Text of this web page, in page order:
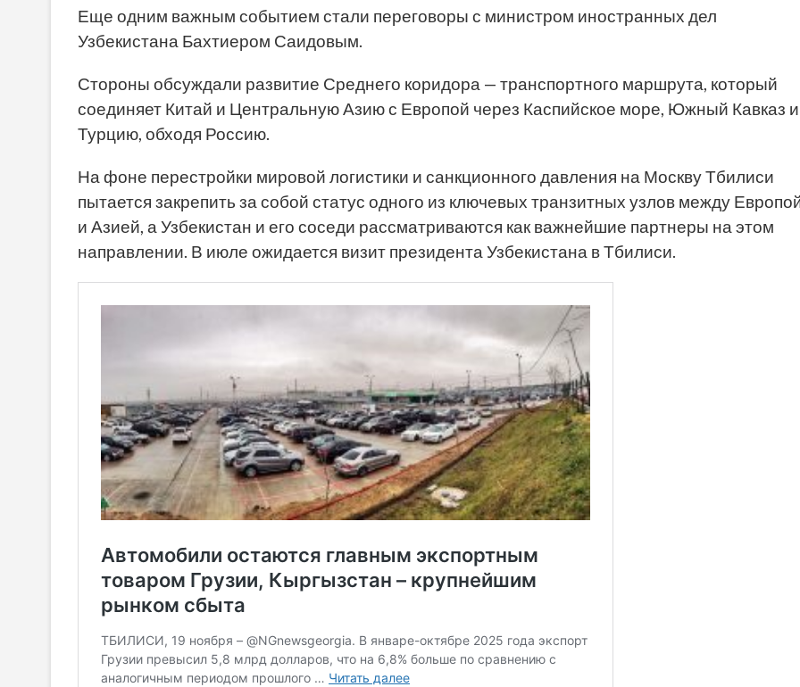
Еще одним важным событием стали переговоры с министром иностранных дел
Узбекистана Бахтиером Саидовым.
Стороны обсуждали развитие Среднего коридора — транспортного маршрута, который
соединяет Китай и Центральную Азию с Европой через Каспийское море, Южный Кавказ и
Турцию, обходя Россию.
На фоне перестройки мировой логистики и санкционного давления на Москву Тбилиси
пытается закрепить за собой статус одного из ключевых транзитных узлов между
и Азией, а Узбекистан и его соседи рассматриваются как важнейшие партнеры на этом
направлении. В июле ожидается визит президента Узбекистана в Тбилиси.